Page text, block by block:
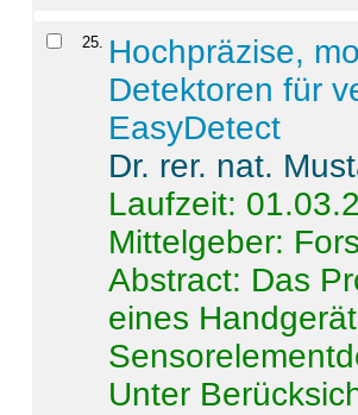
25. Hochpräzise,
Detektoren für
EasyDetect
Dr. rer. nat.
Laufzeit:
Mittelgeber:
Abstract: Das
eines
Unter